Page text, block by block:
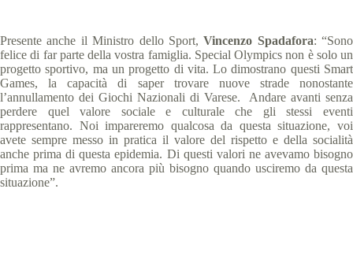
Presente anche il Ministro dello Sport,Vincenzo Spadafora: “Sono
felice di far parte della vostra famiglia. Special Olympics non è solo un
progetto sportivo, ma un progetto di vita. Lo dimostrano questi Smart
Games, la capacità di saper trovare nuove strade nonostante
l’annullamento dei Giochi Nazionali di Varese. Andare avanti senza
perdere quel valore sociale e culturale che gli stessi eventi
rappresentano. Noi impareremo qualcosa da questa situazione, voi
avete sempre messo in pratica il valore del rispetto e della socialità
anche prima di questa epidemia. Di questi valori ne avevamo bisogno
prima ma ne avremo ancora più bisogno quando usciremo da questa
situazione”.